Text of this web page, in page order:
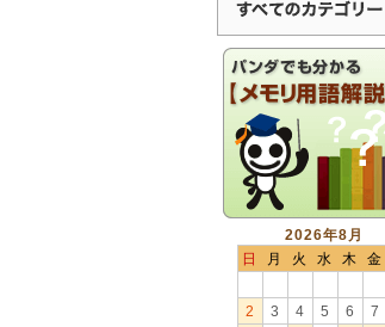
2026年8月
日
月 火 水 木 金
2
3 4 5 6 7